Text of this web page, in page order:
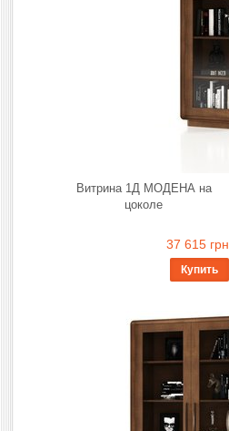
Витрина 1Д МОДЕНА на
цоколе
37 615 грн.
Купить